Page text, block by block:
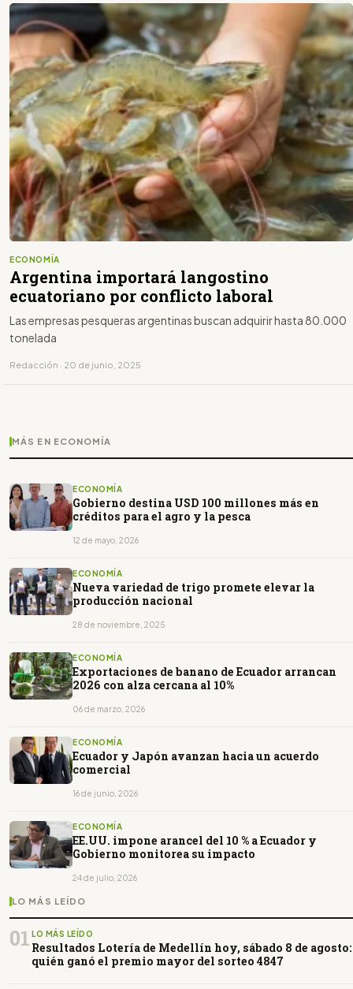
ECONOMÍA
Argentina importará langostino
ecuatoriano por conflicto laboral
Las empresas pesqueras argentinas buscan adquirir hasta 80.000
tonelada
Redacción · 20 de junio, 2025
MÁS EN ECONOMÍA
ECONOMÍA
Gobierno destina USD 100 millones más en
créditos para el agro y la pesca
12 de mayo, 2026
ECONOMÍA
Nueva variedad de trigo promete elevar la
producción nacional
28 de noviembre, 2025
ECONOMÍA
Exportaciones de banano de Ecuador arrancan
2026 con alza cercana al 10%
06 de marzo, 2026
ECONOMÍA
Ecuador y Japón avanzan hacia un acuerdo
comercial
16 de junio, 2026
ECONOMÍA
EE.UU. impone arancel del 10 % a Ecuador y
Gobierno monitorea su impacto
24 de julio, 2026
LO MÁS LEÍDO
01 LO MÁS LEÍDO
Resultados Lotería de Medellín hoy, sábado 8 de agosto:
quién ganó el premio mayor del sorteo 4847